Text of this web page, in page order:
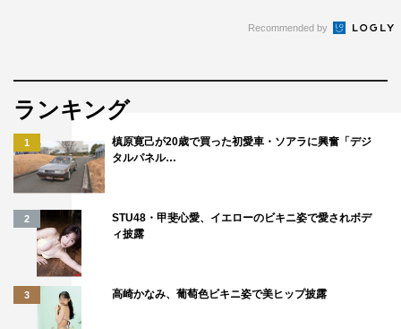
Recommended by
ランキング
1
槙原寛己が20歳で買った初愛車・ソアラに興奮「デジ
タルパネル…
2
STU48・甲斐心愛、イエローのビキニ姿で愛されボデ
ィ披露
3 高崎かなみ、葡萄色ビキニ姿で美ヒップ披露